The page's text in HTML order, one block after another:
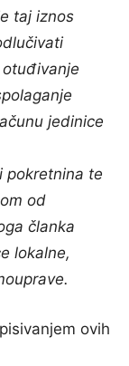
taj iznos
jedinice
pokretnina te
od
članka
lokalne,
ovih